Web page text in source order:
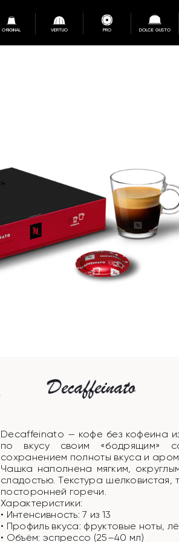
ORIGINAL VERTUO PRO DOLCE GUSTO
Decaffeinato — кофе без кофеина
по вкусу своим «бодрящим»
сохранением полноты вкуса и
Чашка наполнена мягким,
сладостью. Текстура
посторонней горечи.
Характеристики:
• Интенсивность: 7 из 13
• Профиль вкуса: фруктовые ноты,
• Объём: эспрессо (25–40 мл)